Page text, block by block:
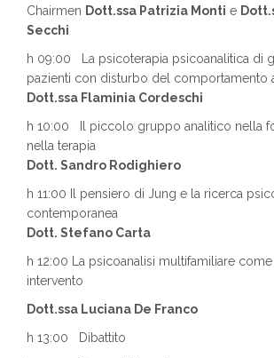
Chairmen Dott.ssa Patrizia Monti e
Secchi
h 09:00 La psicoterapia psicoanalitica di
pazienti con disturbo del comportamento
Dott.ssa Flaminia Cordeschi
h 10:00 Il piccolo gruppo analitico nella
nella terapia
Dott. Sandro Rodighiero
h 11:00 Il pensiero di Jung e la ricerca
contemporanea
Dott. Stefano Carta
h 12:00 La psicoanalisi multifamiliare
intervento
Dott.ssa Luciana De Franco
h 13:00 Dibattito